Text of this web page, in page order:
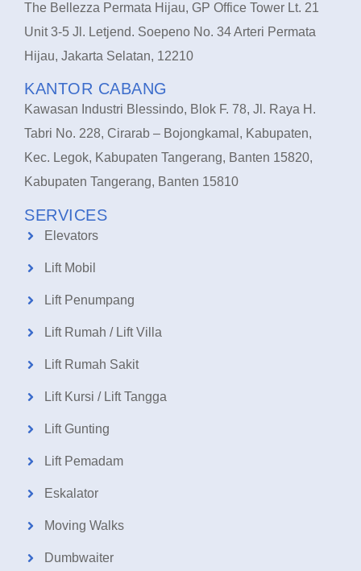
The Bellezza Permata Hijau, GP Office Tower Lt. 21
Unit 3-5 Jl. Letjend. Soepeno No. 34 Arteri Permata
Hijau, Jakarta Selatan, 12210
KANTOR CABANG
Kawasan Industri Blessindo, Blok F. 78, Jl. Raya H.
Tabri No. 228, Cirarab – Bojongkamal, Kabupaten,
Kec. Legok, Kabupaten Tangerang, Banten 15820,
Kabupaten Tangerang, Banten 15810
SERVICES
Elevators
Lift Mobil
Lift Penumpang
Lift Rumah / Lift Villa
Lift Rumah Sakit
Lift Kursi / Lift Tangga
Lift Gunting
Lift Pemadam
Eskalator
Moving Walks
Dumbwaiter